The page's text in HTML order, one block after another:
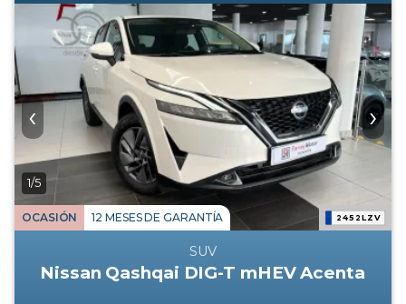
‹ ›
1/5
OCASIÓN 12 MESES DE GARANTÍA 2452LZV
SUV
Nissan Qashqai DIG-T mHEV Acenta